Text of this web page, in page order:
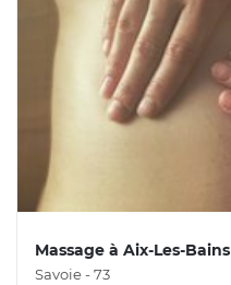
Massage à Aix-Les-Bains
Savoie - 73